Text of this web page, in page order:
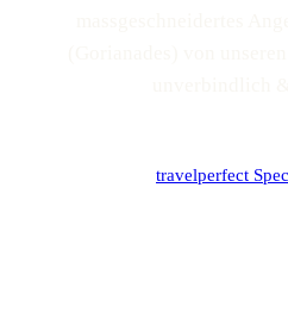
travelperfect